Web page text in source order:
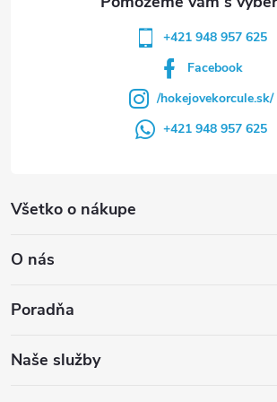
Všetko o nákupe
O nás
Poradňa
Naše služby
+421 948 957 625
Facebook
/hokejovekorcule.sk/
+421 948 957 625